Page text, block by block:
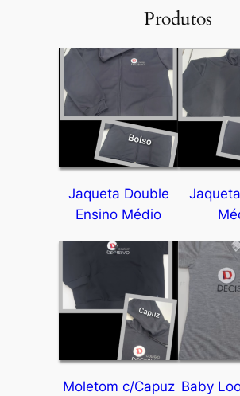
Produtos
Jaqueta Double
Ensino Médio
Moletom c/Capuz Baby